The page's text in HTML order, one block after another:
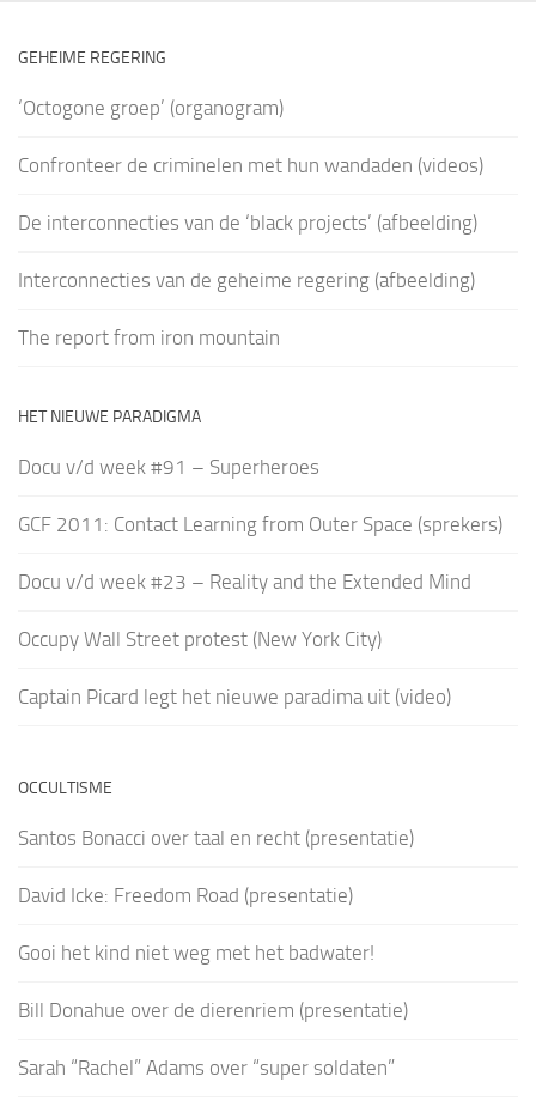
GEHEIME REGERING
‘Octogone groep’ (organogram)
Confronteer de criminelen met hun wandaden (videos)
De interconnecties van de ‘black projects’ (afbeelding)
Interconnecties van de geheime regering (afbeelding)
The report from iron mountain
HET NIEUWE PARADIGMA
Docu v/d week #91 – Superheroes
GCF 2011: Contact Learning from Outer Space (sprekers)
Docu v/d week #23 – Reality and the Extended Mind
Occupy Wall Street protest (New York City)
Captain Picard legt het nieuwe paradima uit (video)
OCCULTISME
Santos Bonacci over taal en recht (presentatie)
David Icke: Freedom Road (presentatie)
Gooi het kind niet weg met het badwater!
Bill Donahue over de dierenriem (presentatie)
Sarah “Rachel” Adams over “super soldaten”